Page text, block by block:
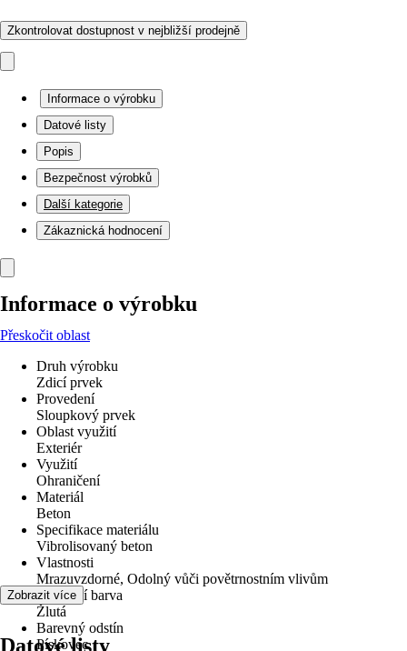
Zkontrolovat dostupnost v nejbližší prodejně
Informace o výrobku
Datové listy
Popis
Bezpečnost výrobků
Další kategorie
Zákaznická hodnocení
Informace o výrobku
Přeskočit oblast
Druh výrobku
Zdicí prvek
Provedení
Sloupkový prvek
Oblast využití
Exteriér
Využití
Ohraničení
Materiál
Beton
Specifikace materiálu
Vibrolisovaný beton
Vlastnosti
Mrazuvzdorné, Odolný vůči povětrnostním vlivům
Základní barva
Žlutá
Barevný odstín
Pískovec
Zobrazit více
Datové listy